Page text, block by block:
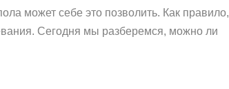
может себе это позволить. Как правило,
Сегодня мы разберемся, можно ли